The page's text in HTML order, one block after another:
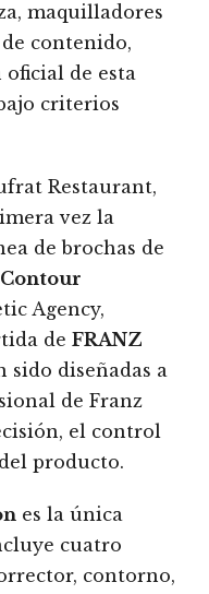
maquilladores
contenido,
de esta
criterios
Restaurant,
vez la
de brochas de
Agency,
de FRANZ
sido diseñadas a
de Franz
el control
producto.
es la única
cuatro
contorno,